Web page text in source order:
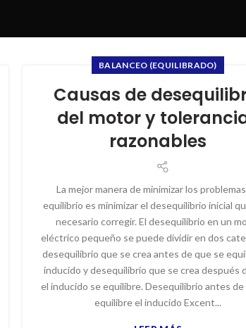
BALANCEO (EQUILIBRADO)
Causas de
del motor y
razonables
La mejor manera de minimizar los
equilibrio es minimizar el desequilibrio inicial
necesario corregir. El desequilibrio en un
eléctrico pequeño se puede dividir en dos
desequilibrio que se crea antes de que se
inducido y desequilibrio que se crea después
el inducido se equilibre. Desequilibrio antes de
equilibre el inducido Excent...